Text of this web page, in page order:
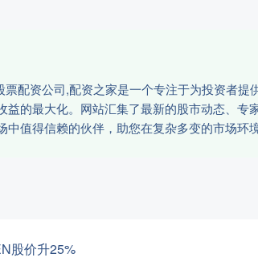
配资公司,配资之家是一个专注于为投资者
的最大化。网站汇集了最新的股市动态、
值得信赖的伙伴，助您在复杂多变的市场环
股价升25%